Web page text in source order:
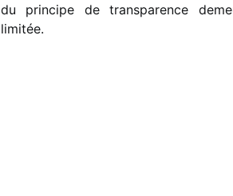
du prin­cipe de trans­pa­rence
limitée.